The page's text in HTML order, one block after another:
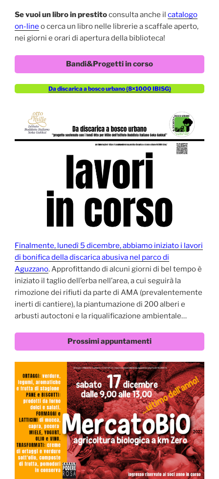
Se vuoi un libro in prestitoconsulta anche il catalogo
on-line o cerca un libro nelle librerie a scaffale aperto,
nei giorni e orari di apertura della biblioteca!
Bandi&Progetti in corso
Da discarica a bosco urbano (8×1000 IBISG)
Finalmente, lunedì 5 dicembre, abbiamo iniziato i lavori
di bonifica della discarica abusiva nel parco di
Aguzzano. Approfittando di alcuni giorni di bel tempo è
iniziato il taglio dell’erba nell’area, a cui seguirà la
rimozione dei rifiuti da parte di AMA (prevalentemente
inerti di cantiere), la piantumazione di 200 alberi e
arbusti autoctoni e la riqualificazione ambientale…
Prossimi appuntamenti